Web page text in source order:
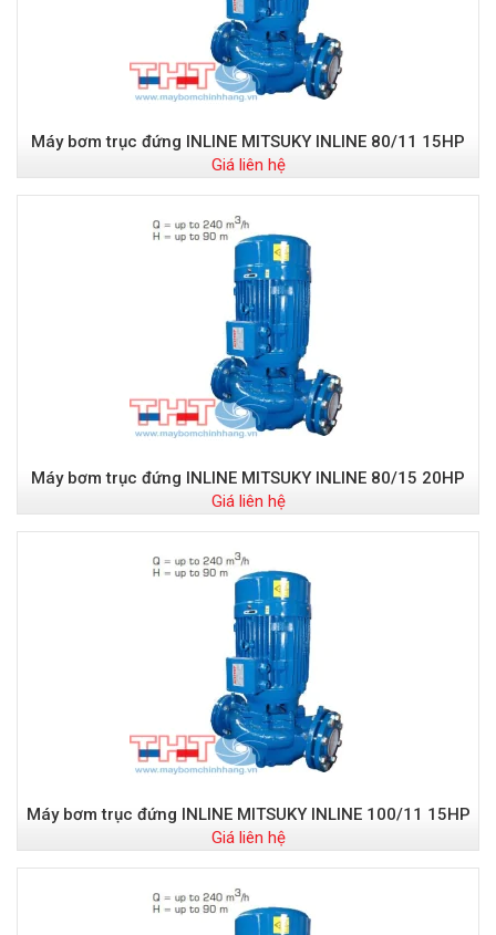
Máy bơm trục đứng INLINE MITSUKY INLINE 80/11 15HP
Giá liên hệ
Máy bơm trục đứng INLINE MITSUKY INLINE 80/15 20HP
Giá liên hệ
Máy bơm trục đứng INLINE MITSUKY INLINE 100/11 15HP
Giá liên hệ